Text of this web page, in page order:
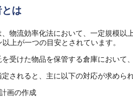
は
物流効率化法において、一定規模以
上が一つの目安とされています。
受けた物品を保管する倉庫において
されると、主に以下の対応が求められ
画の作成